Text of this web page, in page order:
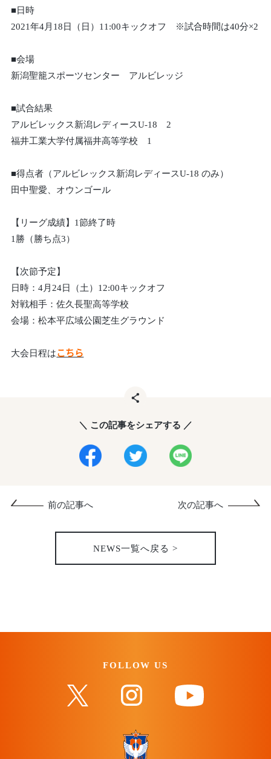
■日時
2021年4月18日（日）11:00キックオフ ※試合時間は40分×2
■会場
新潟聖籠スポーツセンター アルビレッジ
■試合結果
アルビレックス新潟レディースU-18 2
福井工業大学付属福井高等学校 1
■得点者（アルビレックス新潟レディースU-18 のみ）
田中聖愛、オウンゴール
【リーグ成績】1節終了時
1勝（勝ち点3）
【次節予定】
日時：4月24日（土）12:00キックオフ
対戦相手：佐久長聖高等学校
会場：松本平広域公園芝生グラウンド
大会日程はこちら
＼ この記事をシェアする ／
NEWS一覧へ戻る >
前の記事へ 次の記事へ
FOLLOW US